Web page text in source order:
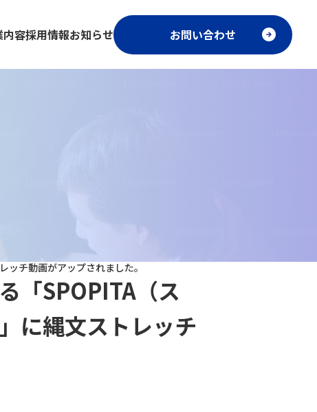
内容採用情報お知らせ お問い合わせ
チ動画がアップされました。
「SPOPITA（ス
に縄文ストレッチ